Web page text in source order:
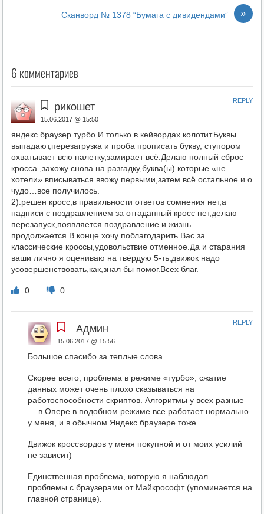
»
Сканворд № 1378 “Бумага с дивидендами”
6 комментариев
рикошет
15.06.2017 @ 15:50
яндекс браузер турбо.И только в кейвордах колотит.Буквы
выпадают,перезагрузка и проба прописать букву, ступором
охватывает всю палетку,замирает всё.Делаю полный сброс
кросса ,захожу снова на разгадку,буква(ы) которые «не
хотели» вписываться ввожу первыми,затем всё остальное и о
чудо…все получилось.
2).решен кросс,в правильности ответов сомнения нет,а
надписи с поздравлением за отгаданный кросс нет,делаю
перезапуск,появляется поздравление и жизнь
продолжается.В конце хочу поблагодарить Вас за
классические кроссы,удовольствие отменное.Да и старания
ваши лично я оцениваю на твёрдую 5-ть,движок надо
усовершенствовать,как,знал бы помог.Всех благ.
0 0
REPLY
Админ
15.06.2017 @ 15:56
Большое спасибо за теплые слова…
Скорее всего, проблема в режиме «турбо», сжатие
данных может очень плохо сказываться на
работоспособности скриптов. Алгоритмы у всех разные
— в Опере в подобном режиме все работает нормально
у меня, и в обычном Яндекс браузере тоже.
Движок кроссвордов у меня покупной и от моих усилий
не зависит)
Единственная проблема, которую я наблюдал —
проблемы с браузерами от Майкрософт (упоминается на
главной странице).
REPLY